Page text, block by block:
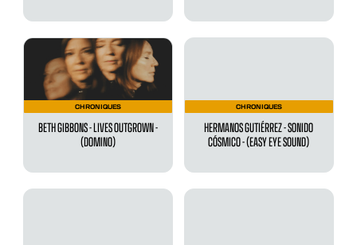
CHRONIQUES
BETH GIBBONS - LIVES OUTGROWN -
(DOMINO)
CHRONIQUES
HERMANOS GUTIÉRREZ - SONIDO
CÓSMICO - (EASY EYE SOUND)